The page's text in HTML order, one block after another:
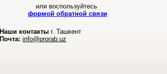
или воспользуйтесь
формой обратной связи
Наши контакты г. Ташкент
Почта: info@prorab.uz